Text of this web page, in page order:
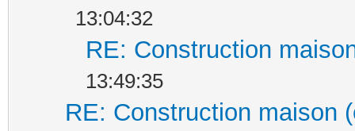
13:04:32
RE: Construction
13:49:35
RE: Construction maison